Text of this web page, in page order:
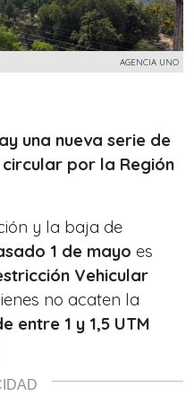
AGENCIA UNO
una nueva serie de
por la Región
y la baja de
1 de mayo es
Vehicular
no acaten la
entre 1 y 1,5 UTM